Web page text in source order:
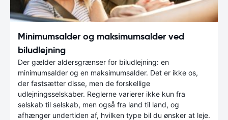
Minimumsalder og maksimumsalder ved
biludlejning
Der gælder aldersgrænser for biludlejning: en
minimumsalder og en maksimumsalder. Det er ikke os,
der fastsætter disse, men de forskellige
udlejningsselskaber. Reglerne varierer ikke kun fra
selskab til selskab, men også fra land til land, og
afhænger undertiden af, hvilken type bil du ønsker at leje.